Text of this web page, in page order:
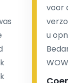
kosten voor
over uw
alle
voor
u